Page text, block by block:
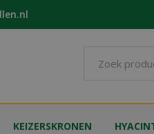
KEIZERSKRONEN